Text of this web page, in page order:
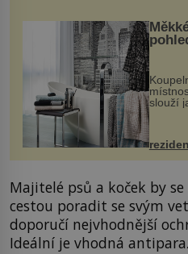
slouží
mohou
Majitelé psů a koček by
cestou poradit se svým
doporučí nejvhodnější
Ideální je vhodná